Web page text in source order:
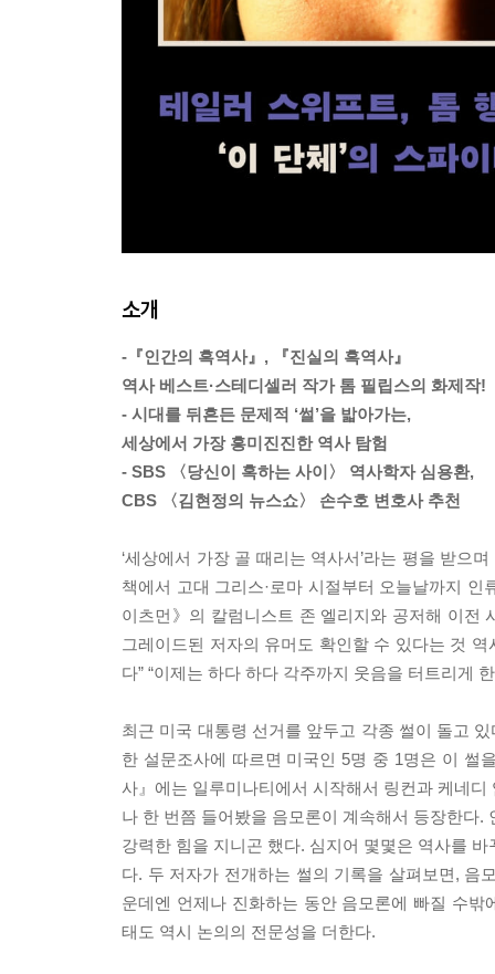
소개
-『인간의 흑역사』, 『진실의 흑역사』
역사 베스트·스테디셀러 작가 톰 필립스의 화제작!
- 시대를 뒤흔든 문제적 ‘썰’을 밟아가는,
세상에서 가장 흥미진진한 역사 탐험
- SBS 〈당신이 혹하는 사이〉 역사학자 심용환,
CBS 〈김현정의 뉴스쇼〉 손수호 변호사 추천
‘세상에서 가장 골 때리는 역사서’라는 평을 받으
책에서 고대 그리스·로마 시절부터 오늘날까지
이츠먼》의 칼럼니스트 존 엘리지와 공저해 이전
그레이드된 저자의 유머도 확인할 수 있다는 것
다” “이제는 하다 하다 각주까지 웃음을 터트리게
최근 미국 대통령 선거를 앞두고 각종 썰이 돌고
한 설문조사에 따르면 미국인 5명 중 1명은 이 썰
사』에는 일루미나티에서 시작해서 링컨과 케네
나 한 번쯤 들어봤을 음모론이 계속해서 등장한다
강력한 힘을 지니곤 했다. 심지어 몇몇은 역사를
다. 두 저자가 전개하는 썰의 기록을 살펴보면, 음
운데엔 언제나 진화하는 동안 음모론에 빠질 수
태도 역시 논의의 전문성을 더한다.